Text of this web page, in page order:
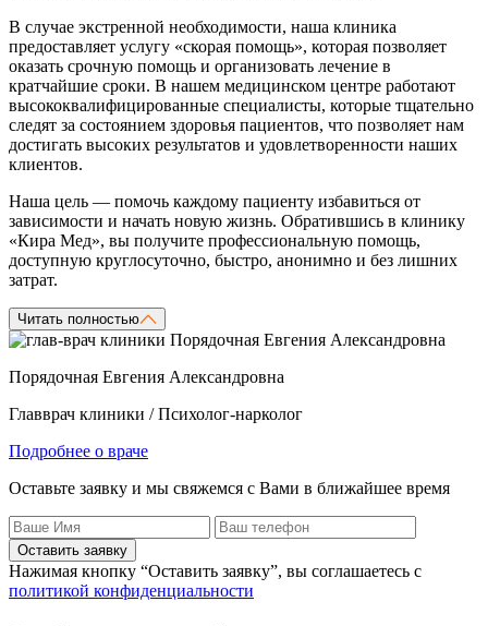
В случае экстренной необходимости, наша клиника
предоставляет услугу «скорая помощь», которая позволяет
оказать срочную помощь и организовать лечение в
кратчайшие сроки. В нашем медицинском центре работают
высококвалифицированные специалисты, которые тщательно
следят за состоянием здоровья пациентов, что позволяет нам
достигать высоких результатов и удовлетворенности наших
клиентов.
Наша цель — помочь каждому пациенту избавиться от
зависимости и начать новую жизнь. Обратившись в клинику
«Кира Мед», вы получите профессиональную помощь,
доступную круглосуточно, быстро, анонимно и без лишних
затрат.
Читать полностью
Порядочная Евгения Александровна
Главврач клиники / Психолог-нарколог
Подробнее о враче
Оставьте заявку и мы свяжемся с Вами в ближайшее время
Оставить заявку
Нажимая кнопку “Оставить заявку”, вы соглашаетесь с
политикой конфиденциальности